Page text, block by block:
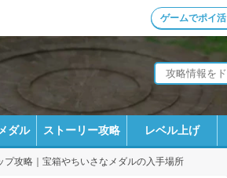
ゲームでポイ活
ダル ストーリー攻略 レベル上げ
プ攻略｜宝箱やちいさなメダルの入手場所